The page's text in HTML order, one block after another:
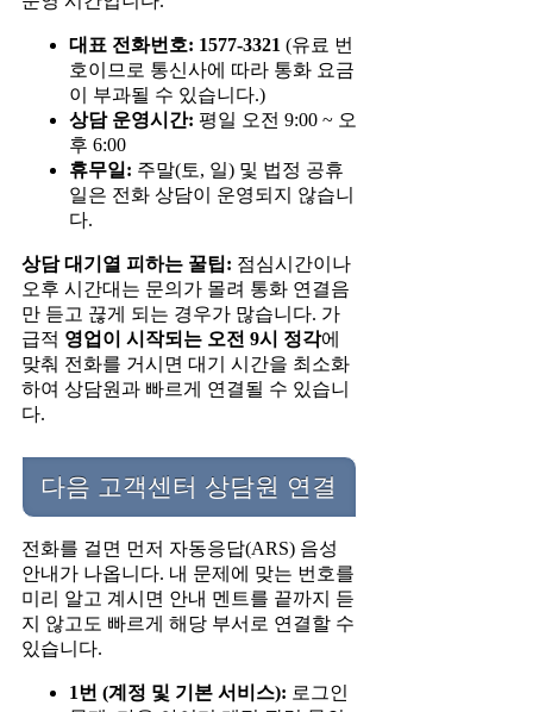
대표 전화번호: 1577-3321 (유료 번
호이므로 통신사에 따라 통화 요금
이 부과될 수 있습니다.)
상담 운영시간: 평일 오전 9:00 ~ 오
후 6:00
휴무일: 주말(토, 일) 및 법정 공휴
일은 전화 상담이 운영되지 않습니
다.
상담 대기열 피하는 꿀팁: 점심시간이나
오후 시간대는 문의가 몰려 통화 연결음
만 듣고 끊게 되는 경우가 많습니다. 가
급적 영업이 시작되는 오전 9시 정각에
맞춰 전화를 거시면 대기 시간을 최소화
하여 상담원과 빠르게 연결될 수 있습니
다.
다음 고객센터 상담원 연결
전화를 걸면 먼저 자동응답(ARS) 음성
안내가 나옵니다. 내 문제에 맞는 번호를
미리 알고 계시면 안내 멘트를 끝까지 듣
지 않고도 빠르게 해당 부서로 연결할 수
있습니다.
1번 (계정 및 기본 서비스): 로그인